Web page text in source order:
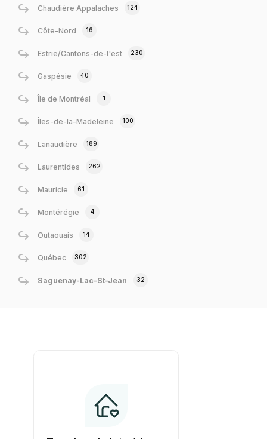
Chaudière Appalaches 124
Côte-Nord 16
Estrie/Cantons-de-l'est 230
Gaspésie 40
Île de Montréal 1
Îles-de-la-Madeleine 100
Lanaudière 189
Laurentides 262
Mauricie 61
Montérégie 4
Outaouais 14
Québec 302
Saguenay-Lac-St-Jean 32